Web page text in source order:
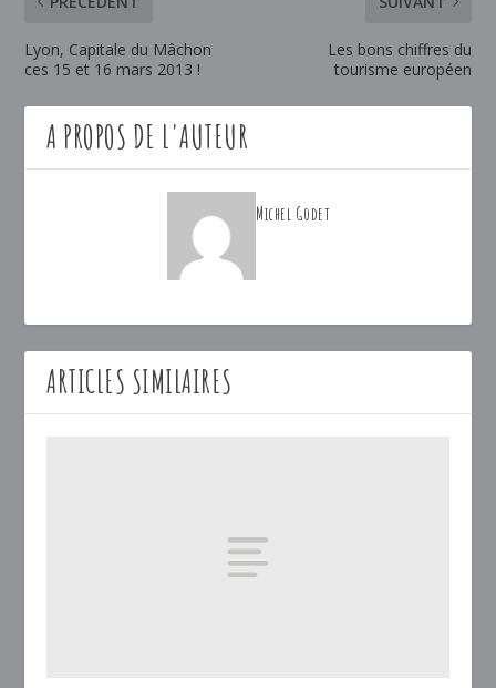
Lyon, Capitale du Mâchon
ces 15 et 16 mars 2013 !
Les bons chiffres du
tourisme européen
A PROPOS DE L'AUTEUR
Michel Godet
ARTICLES SIMILAIRES